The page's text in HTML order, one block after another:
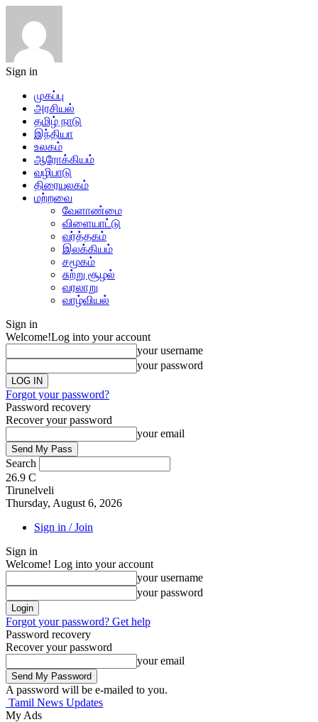
Sign in
முகப்பு
அரசியல்
தமிழ் நாடு
இந்தியா
உலகம்
ஆரோக்கியம்
வழிபாடு
திரையுலகம்
மற்றவை
வேளாண்மை
விளையாட்டு
வர்த்தகம்
இலக்கியம்
சமூகம்
சுற்று சூழல்
வரலாறு
வாழ்வியல்
Sign in
Welcome!Log into your account
your username
your password
Forgot your password?
Password recovery
Recover your password
your email
Search
26.9 C
Tirunelveli
Thursday, August 6, 2026
Sign in / Join
Sign in
Welcome! Log into your account
your username
your password
Forgot your password? Get help
Password recovery
Recover your password
your email
A password will be e-mailed to you.
Tamil News Updates
My Ads